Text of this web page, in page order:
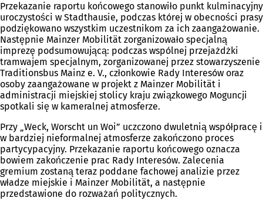
Przekazanie raportu końcowego stanowiło punkt kulminacyjny
uroczystości w Stadthausie, podczas której w obecności prasy
podziękowano wszystkim uczestnikom za ich zaangażowanie.
Następnie Mainzer Mobilität zorganizowało specjalną
imprezę podsumowującą: podczas wspólnej przejażdżki
tramwajem specjalnym, zorganizowanej przez stowarzyszenie
Traditionsbus Mainz e. V., członkowie Rady Interesów oraz
osoby zaangażowane w projekt z Mainzer Mobilität i
administracji miejskiej stolicy kraju związkowego Moguncji
spotkali się w kameralnej atmosferze.
Przy „Weck, Worscht un Woi” uczczono dwuletnią współpracę i
w bardziej nieformalnej atmosferze zakończono proces
partycypacyjny. Przekazanie raportu końcowego oznacza
bowiem zakończenie prac Rady Interesów. Zalecenia
gremium zostaną teraz poddane fachowej analizie przez
władze miejskie i Mainzer Mobilität, a następnie
przedstawione do rozważań politycznych.